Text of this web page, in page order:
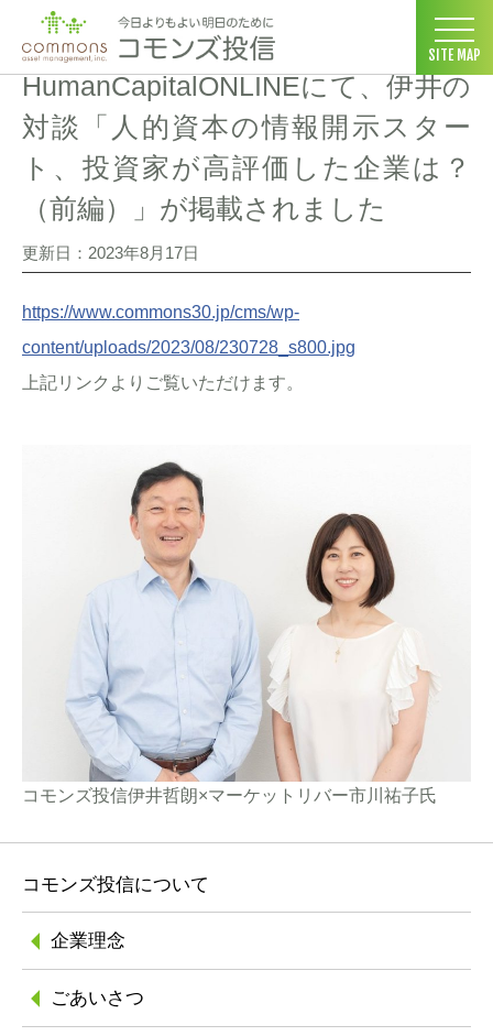
SITE MAP
コモンズ投信 ホーム >メディア掲載 HumanCapitalONLINEにて
HumanCapitalONLINEにて、伊井の
対談「人的資本の情報開示スター
ト、投資家が高評価した企業は？
（前編）」が掲載されました
更新日：2023年8月17日
https://www.commons30.jp/cms/wp-
content/uploads/2023/08/230728_s800.jpg
上記リンクよりご覧いただけます。
コモンズ投信伊井哲朗×マーケットリバー市川祐子氏
コモンズ投信について
企業理念
ごあいさつ